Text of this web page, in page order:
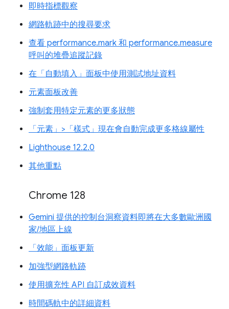
即時指標觀察
網路軌跡中的搜尋要求
查看 performance.mark 和 performance.measure
呼叫的堆疊追蹤記錄
在「自動填入」面板中使用測試地址資料
元素面板改善
強制套用特定元素的更多狀態
「元素」>「樣式」現在會自動完成更多格線屬性
Lighthouse 12.2.0
其他重點
Chrome 128
Gemini 提供的控制台洞察資料即將在大多數歐洲國
家/地區上線
「效能」面板更新
加強型網路軌跡
使用擴充性 API 自訂成效資料
時間碼軌中的詳細資料